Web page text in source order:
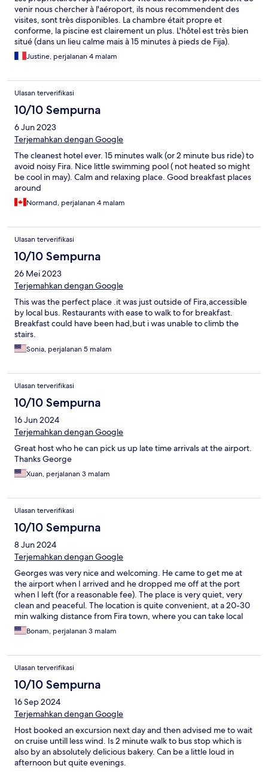
venir nous chercher à l'aéroport, ils nous recommendent des
visites, sont très disponibles. La chambre était propre et
conforme, la piscine est clairement un plus. L'hôtel est très bien
situé (dans un lieu calme mais à 15 minutes à pieds de Fija).
Justine, perjalanan 4 malam
Ulasan terverifikasi
10/10 Sempurna
6 Jun 2023
Terjemahkan dengan Google
The cleanest hotel ever. 15 minutes walk (or 2 minute bus ride) to
avoid noisy Fira. Nice little swimming pool ( not heated so might
be cool in may). Calm and relaxing place. Good breakfast places
around
Normand, perjalanan 4 malam
Ulasan terverifikasi
10/10 Sempurna
26 Mei 2023
Terjemahkan dengan Google
This was the perfect place .it was just outside of Fira,accessible
by local bus. Restaurants with ease to walk to for breakfast.
Breakfast could have been had,but i was unable to climb the
stairs.
Sonia, perjalanan 5 malam
Ulasan terverifikasi
10/10 Sempurna
16 Jun 2024
Terjemahkan dengan Google
Great host who he can pick us up late time arrivals at the airport.
Thanks George
Xuan, perjalanan 3 malam
Ulasan terverifikasi
10/10 Sempurna
8 Jun 2024
Terjemahkan dengan Google
Georges was very nice and welcoming. He came to get me at
the airport when I arrived and he dropped me off at the port
when I left (for a reasonable fee). The place is very quiet, very
clean and peaceful. The location is quite convenient, at a 20-30
min walking distance from Fira town, where you can take local
buses to anywhere on the island.
Bonam, perjalanan 3 malam
Ulasan terverifikasi
10/10 Sempurna
16 Sep 2024
Terjemahkan dengan Google
Host booked an excursion next day and then advised me to wait
on cruise untill less wind. Is 2 minute walk to bus stop which is
also by an absolutely delicious bakery. Can be a little loud in
afternoon but quite evenings.